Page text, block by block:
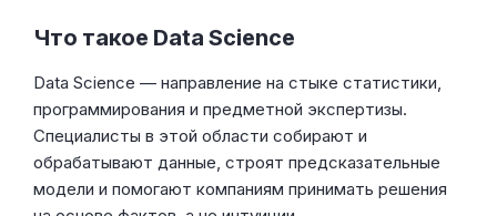
Что такое Data Science
Data Science — направление на стыке статистики,
программирования и предметной экспертизы.
Специалисты в этой области собирают и
обрабатывают данные, строят предсказательные
модели и помогают компаниям принимать решения